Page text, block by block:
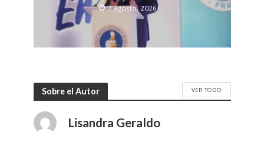
7 agosto, 2026
Sobre el Autor VER TODO
Lisandra Geraldo